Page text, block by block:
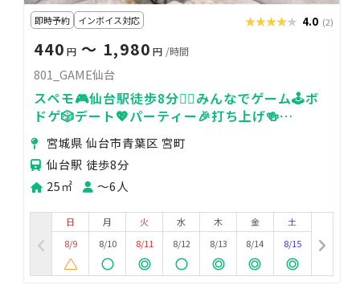
即時予約 インボイス対応 ★★★★★
★★★★★ 4.0 (2)
440 円〜 1,980 円 /時間
801_GAME仙台
スペモ🎮️仙台駅徒歩8分🚶‍♀️みんなでゲーム🕹️ボ
ドゲ🎲デート💖パーティー🎉打ち上げ🍻
801_GAME仙台
宮城県 仙台市青葉区 宮町
仙台駅 徒歩8分
25㎡
〜6人
日
8/9
月
8/10
火
8/11
水
8/12
木
8/13
金
8/14
土
8/15